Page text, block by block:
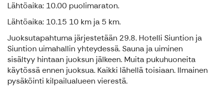
Lähtöaika: 10.00 puolimaraton.
Lähtöaika: 10.15 10 km ja 5 km.
Juoksutapahtuma järjestetään 29.8. Hotelli Siuntion ja
Siuntion uimahallin yhteydessä. Sauna ja uiminen
sisältyy hintaan juoksun jälkeen. Muita pukuhuoneita
käytössä ennen juoksua. Kaikki lähellä toisiaan. Ilmainen
pysäköinti kilpailualueen vierestä.